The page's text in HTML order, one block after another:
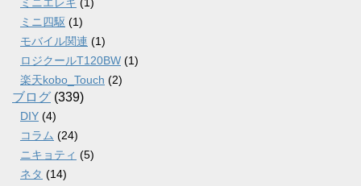
ミニ四駆 (1)
モバイル関連 (1)
ロジクールT120BW (1)
楽天kobo_Touch (2)
ブログ (339)
DIY (4)
コラム (24)
ニキョティ (5)
ネタ (14)